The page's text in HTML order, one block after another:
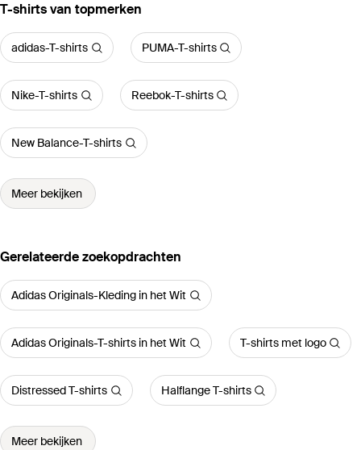
‪T-shirts‬ van topmerken
adidas-T-shirts PUMA-T-shirts
Nike-T-shirts Reebok-T-shirts
New Balance-T-shirts
Meer bekijken
Gerelateerde zoekopdrachten
Adidas Originals-Kleding in het Wit
Adidas Originals-T-shirts in het Wit T-shirts met logo
Distressed T-shirts Halflange T-shirts
Meer bekijken